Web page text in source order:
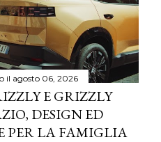
il agosto 06, 2026
E GRIZZLY
DESIGN ED
PER LA FAMIGLIA